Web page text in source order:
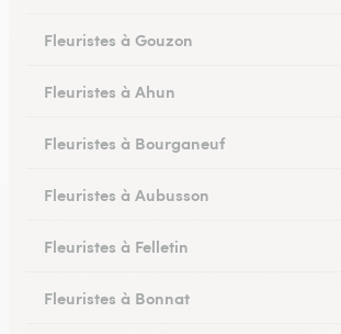
Fleuristes à Gouzon
Fleuristes à Ahun
Fleuristes à Bourganeuf
Fleuristes à Aubusson
Fleuristes à Felletin
Fleuristes à Bonnat